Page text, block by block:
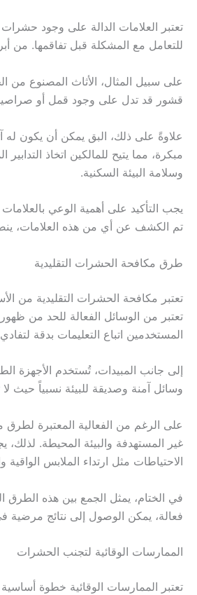
للتعامل مع المشكلة قبل تفاقمها. من
على سبيل المثال، الأثاث المصنوع
قشور قد تدل على وجود قمل أو صراصير.
مبكرة، مما يتيح للمالكين اتخاذ
وسلامة البيئة السكنية.
تم الكشف عن أي من هذه العلامات،
طرق مكافحة الحشرات التقليدية
تعتبر مكافحة الحشرات التقليدية من
تعتبر من الوسائل الفعالة للحد من
المستخدمين اتباع التعليمات بدقة
إلى جانب المبيدات، تُستخدم الأجهزة
وسائل آمنة وصديقة للبيئة نسبياً حيث
على الرغم من الفعالية المعتبرة لطرق
غير المستهدفة والبيئة المحيطة.
الاحتياطات مثل ارتداء الملابس الواقية
في الختام، يمثل الجمع بين هذه الطرق
فعالة، يمكن الوصول إلى نتائج
الممارسات الوقائية لتجنب الحشرات
تعتبر الممارسات الوقائية خطوة